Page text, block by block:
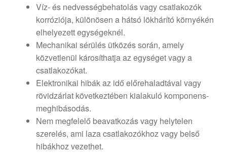
Víz- és nedvességbehatolás vagy csatlakozók
korróziója, különösen a hátsó lökhárító környékén
elhelyezett egységeknél.
Mechanikai sérülés ütközés során, amely
közvetlenül károsíthatja az egységet vagy a
csatlakozókat.
Elektronikai hibák az idő előrehaladtával vagy
rövidzárlat következtében kialakuló komponens-
meghibásodás.
Nem megfelelő beavatkozás vagy helytelen
szerelés, ami laza csatlakozókhoz vagy belső
hibákhoz vezethet.